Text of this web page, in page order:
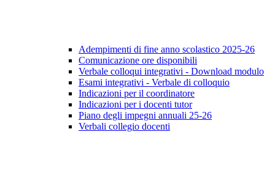
Adempimenti di fine anno scolastico 2025-26
Comunicazione ore disponibili
Verbale colloqui integrativi - Download modulo
Esami integrativi - Verbale di colloquio
Indicazioni per il coordinatore
Indicazioni per i docenti tutor
Piano degli impegni annuali 25-26
Verbali collegio docenti